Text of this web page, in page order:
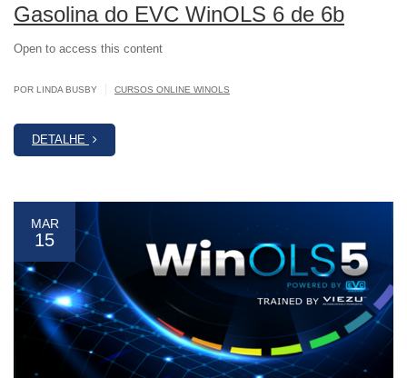
Gasolina do EVC WinOLS 6 de 6b
Open to access this content
POR LINDA BUSBY CURSOS ONLINE WINOLS
DETALHE
MAR
15